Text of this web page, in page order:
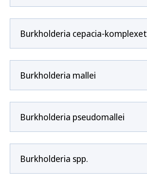
Burkholderia cepacia-komplexet
Burkholderia mallei
Burkholderia pseudomallei
Burkholderia spp.